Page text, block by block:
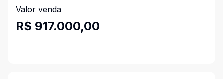
Valor venda
R$ 917.000,00